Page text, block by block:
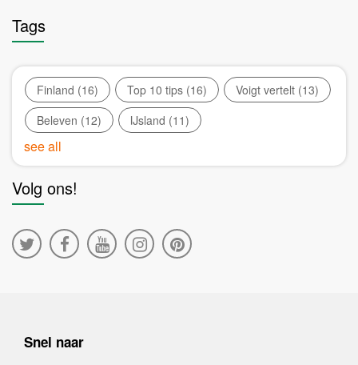
Tags
Finland (16) Top 10 tips (16) Voigt vertelt (13)
Beleven (12) IJsland (11)
see all
Volg ons!
Snel naar